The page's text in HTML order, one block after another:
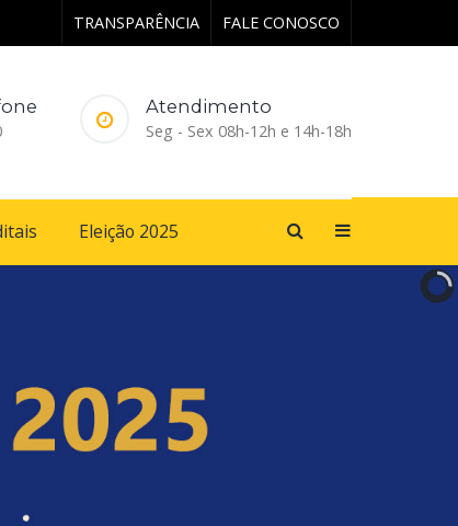
TRANSPARÊNCIA FALE CONOSCO
Atendimento
Seg - Sex 08h-12h e 14h-18h
Eleição 2025